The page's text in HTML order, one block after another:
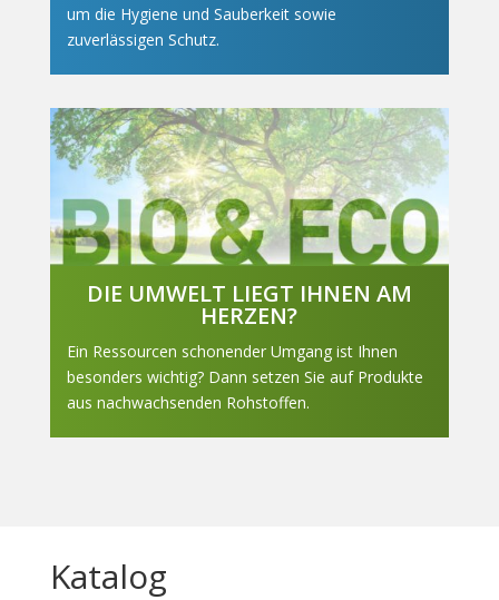
um die Hygiene und Sauberkeit sowie
zuverlässigen Schutz.
DIE UMWELT LIEGT IHNEN AM
HERZEN?
Ein Ressourcen schonender Umgang ist Ihnen
besonders wichtig? Dann setzen Sie auf Produkte
aus nachwachsenden Rohstoffen.
Katalog